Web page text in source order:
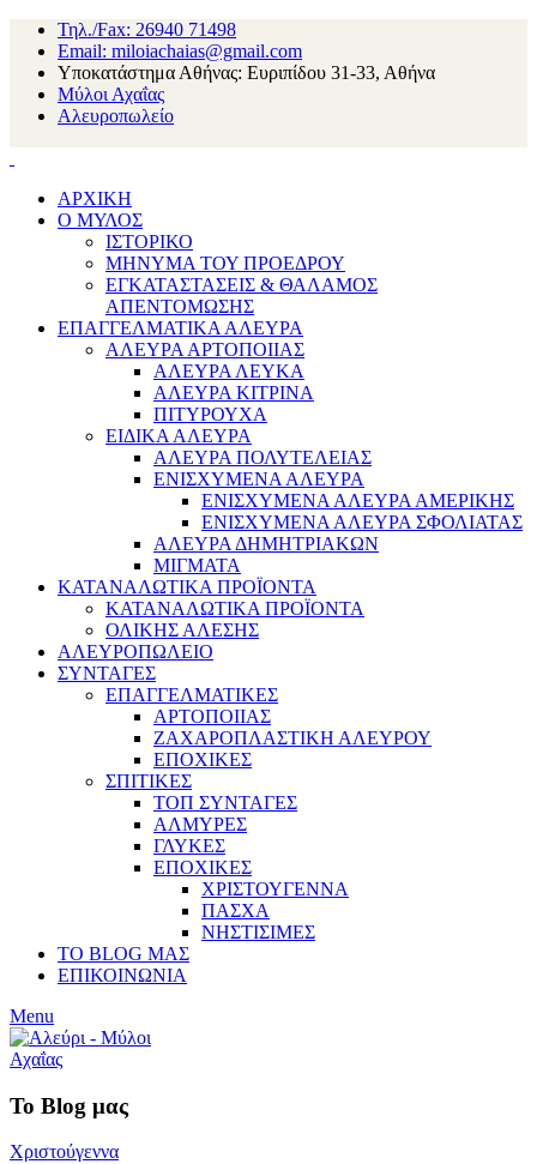
Τηλ./Fax: 26940 71498
Email: miloiachaias@gmail.com
Υποκατάστημα Αθήνας: Ευριπίδου 31-33, Αθήνα
Μύλοι Αχαΐας
Αλευροπωλείο
ΑΡΧΙΚΗ
Ο ΜΥΛΟΣ
ΙΣΤΟΡΙΚΟ
ΜΗΝΥΜΑ ΤΟΥ ΠΡΟΕΔΡΟΥ
ΕΓΚΑΤΑΣΤΑΣΕΙΣ & ΘΑΛΑΜΟΣ
ΑΠΕΝΤΟΜΩΣΗΣ
ΕΠΑΓΓΕΛΜΑΤΙΚΑ ΑΛΕΥΡΑ
ΑΛΕΥΡΑ ΑΡΤΟΠΟΙΙΑΣ
ΑΛΕΥΡΑ ΛΕΥΚΑ
ΑΛΕΥΡΑ ΚΙΤΡΙΝΑ
ΠΙΤΥΡΟΥΧΑ
ΕΙΔΙΚΑ ΑΛΕΥΡΑ
ΑΛΕΥΡΑ ΠΟΛΥΤΕΛΕΙΑΣ
ΕΝΙΣΧΥΜΕΝΑ ΑΛΕΥΡΑ
ΕΝΙΣΧΥΜΕΝΑ ΑΛΕΥΡΑ ΑΜΕΡΙΚΗΣ
ΕΝΙΣΧΥΜΕΝΑ ΑΛΕΥΡΑ ΣΦΟΛΙΑΤΑΣ
ΑΛΕΥΡΑ ΔΗΜΗΤΡΙΑΚΩΝ
ΜΙΓΜΑΤΑ
ΚΑΤΑΝΑΛΩΤΙΚΑ ΠΡΟΪΟΝΤΑ
ΚΑΤΑΝΑΛΩΤΙΚΑ ΠΡΟΪΟΝΤΑ
ΟΛΙΚΗΣ ΑΛΕΣΗΣ
ΑΛΕΥΡΟΠΩΛΕΙΟ
ΣΥΝΤΑΓΕΣ
ΕΠΑΓΓΕΛΜΑΤΙΚΕΣ
ΑΡΤΟΠΟΙΙΑΣ
ΖΑΧΑΡΟΠΛΑΣΤΙΚΗ ΑΛΕΥΡΟΥ
ΕΠΟΧΙΚΕΣ
ΣΠΙΤΙΚΕΣ
ΤΟΠ ΣΥΝΤΑΓΕΣ
ΑΛΜΥΡΕΣ
ΓΛΥΚΕΣ
ΕΠΟΧΙΚΕΣ
ΧΡΙΣΤΟΥΓΕΝΝΑ
ΠΑΣΧΑ
ΝΗΣΤΙΣΙΜΕΣ
ΤΟ BLOG ΜΑΣ
ΕΠΙΚΟΙΝΩΝΙΑ
Menu
Το Blog μας
Χριστούγεννα